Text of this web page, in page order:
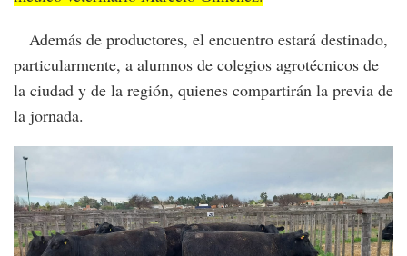
Además de productores, el encuentro estará destinado,
particularmente, a alumnos de colegios agrotécnicos de
la ciudad y de la región, quienes compartirán la previa de
la jornada.